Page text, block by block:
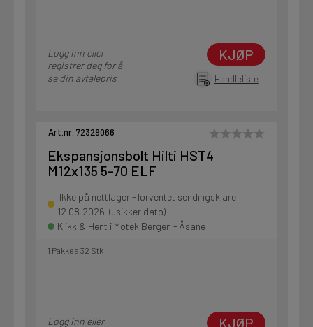
Logg inn eller
registrer deg for å
se din avtalepris
KJØP
Handleliste
Art.nr. 72329066
Ekspansjonsbolt Hilti HST4
M12x135 5-70 ELF
Ikke på nettlager - forventet sendingsklare
12.08.2026 (usikker dato)
Klikk & Hent i Motek Bergen - Åsane
1 Pakke a 32 Stk
Logg inn eller
KJØP